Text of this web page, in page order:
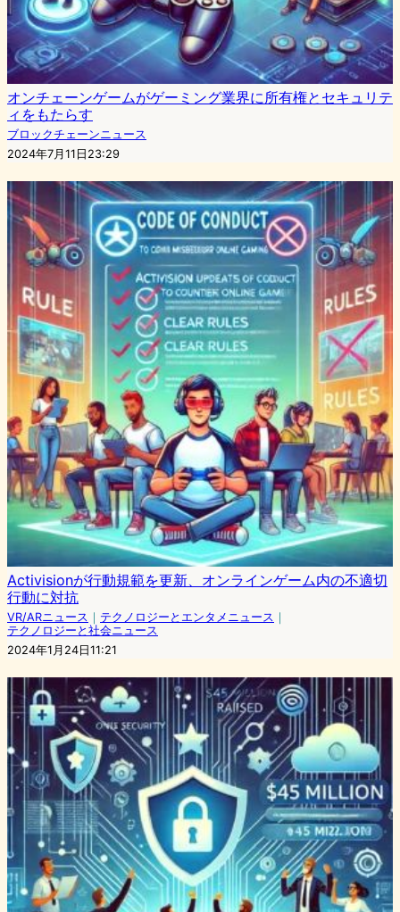
オンチェーンゲームがゲーミング業界に所有権とセキュリテ
ィをもたらす
ブロックチェーンニュース
2024年7月11日23:29
Activisionが行動規範を更新、オンラインゲーム内の不適切
行動に対抗
VR/ARニュース ｜ テクノロジーとエンタメニュース ｜
テクノロジーと社会ニュース
2024年1月24日11:21